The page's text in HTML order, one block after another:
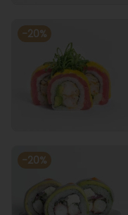
-20%
-20%